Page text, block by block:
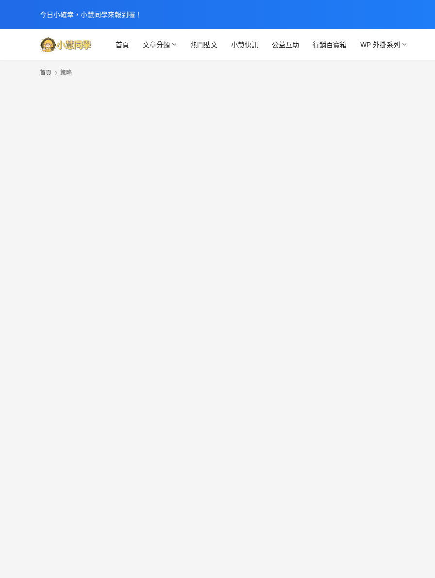
今日小確幸，小慧同學來報到囉！
首頁 文章分類 熱門貼文 小慧快訊 公益互助 行銷百寶箱 WP 外掛系列
首頁 策略